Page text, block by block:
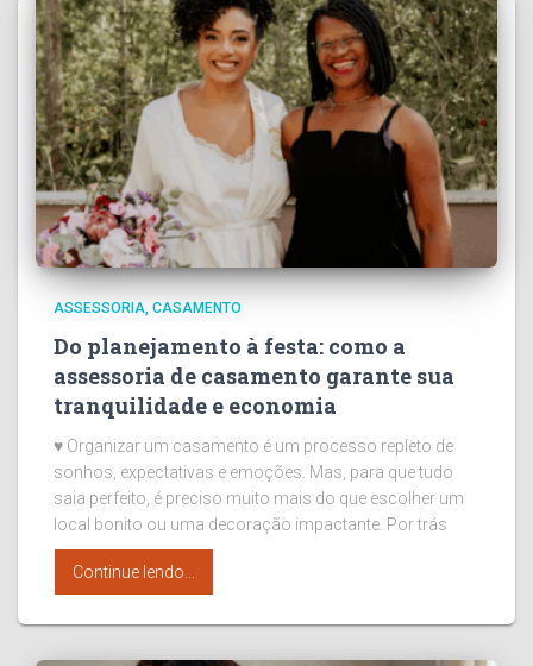
ASSESSORIA CASAMENTO
Do planejamento à festa: como a
assessoria de casamento garante sua
tranquilidade e economia
♥ Organizar um casamento é um processo repleto de
sonhos, expectativas e emoções. Mas, para que tudo
saia perfeito, é preciso muito mais do que escolher um
local bonito ou uma decoração impactante. Por trás
Continue lendo...